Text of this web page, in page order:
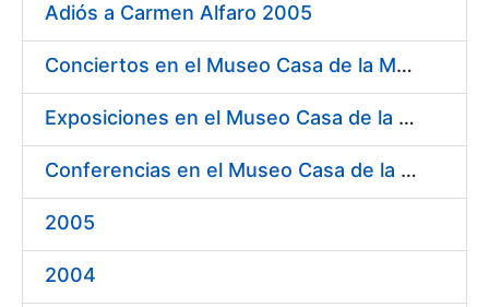
Mostra/Amaga
Mostra/Amaga
Adiós a Carmen Alfaro 2005
Conciertos en el Museo Casa de la Moneda 2005
Exposiciones en el Museo Casa de la Moneda 2005
Conferencias en el Museo Casa de la Moneda 2005
2005
2004